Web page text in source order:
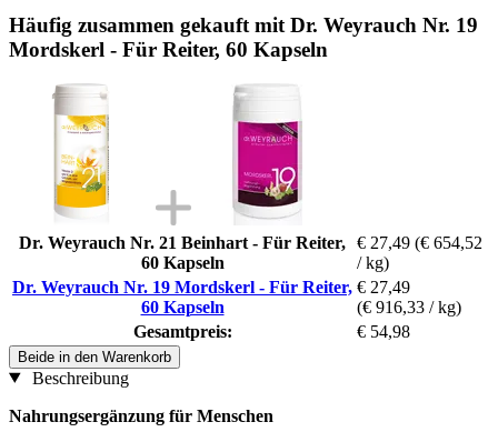
Häufig zusammen gekauft mit Dr. Weyrauch Nr. 19
Mordskerl - Für Reiter, 60 Kapseln
Dr. Weyrauch Nr. 21 Beinhart - Für Reiter,
60 Kapseln
€ 27,49 (€ 654,52
/ kg)
Dr. Weyrauch Nr. 19 Mordskerl - Für Reiter,
60 Kapseln
€ 27,49
(€ 916,33 / kg)
Gesamtpreis:
€ 54,98
Beide in den Warenkorb
Beschreibung
Nahrungsergänzung für Menschen